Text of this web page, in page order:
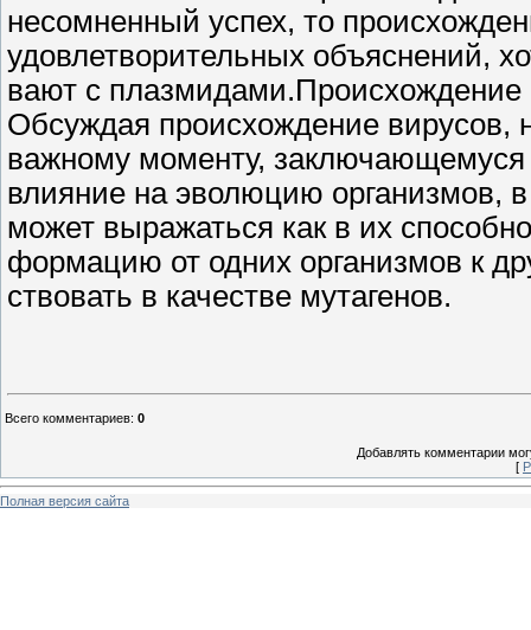
несомненный успех, то
удовлетворительных объяснений,
вают с плазмидами.Происхождение
Обсуждая происхождение вирусов,
важному моменту,
влияние на эволюцию организмов,
может выражаться как в их
формацию от одних организмов к
ствовать в качестве мутагенов.
Всего комментариев: 0
Добавлять комментарии
[
Полная версия сайта